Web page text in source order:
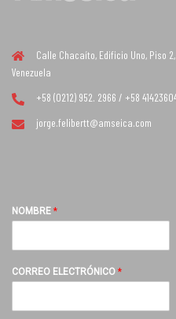
Calle Chacaíto, Edificio Uno, Piso
Venezuela
+58 (0212) 952. 2966 / +58
jorge.felibertt@amseica.com
NOMBRE *
CORREO ELECTRÓNICO *